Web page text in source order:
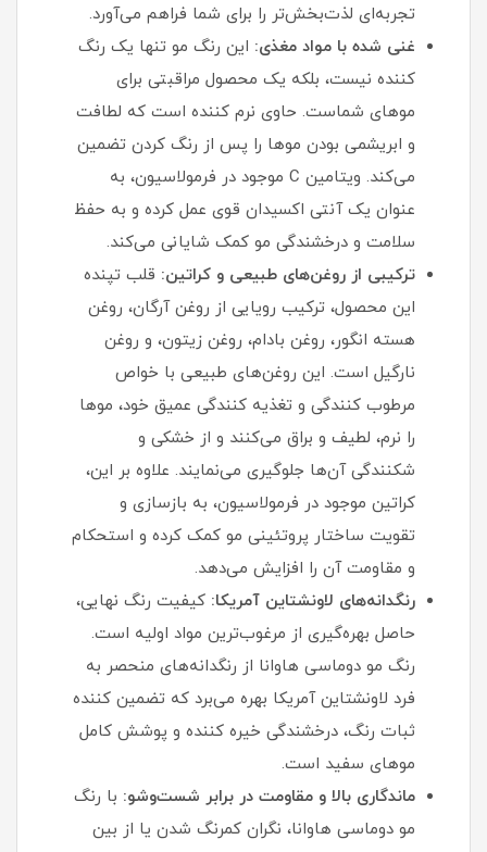
تجربه‌ای لذت‌بخش‌تر را برای شما فراهم می‌آورد.
غنی شده با مواد مغذی: این رنگ مو تنها یک رنگ‌
کننده نیست، بلکه یک محصول مراقبتی برای
موهای شماست. حاوی نرم‌ کننده است که لطافت
و ابریشمی بودن موها را پس از رنگ کردن تضمین
می‌کند. ویتامین C موجود در فرمولاسیون، به
عنوان یک آنتی‌ اکسیدان قوی عمل کرده و به حفظ
سلامت و درخشندگی مو کمک شایانی می‌کند.
ترکیبی از روغن‌های طبیعی و کراتین: قلب تپنده
این محصول، ترکیب رویایی از روغن آرگان، روغن
هسته انگور، روغن بادام، روغن زیتون، و روغن
نارگیل است. این روغن‌های طبیعی با خواص
مرطوب‌ کنندگی و تغذیه‌ کنندگی عمیق خود، موها
را نرم، لطیف و براق می‌کنند و از خشکی و
شکنندگی آن‌ها جلوگیری می‌نمایند. علاوه بر این،
کراتین موجود در فرمولاسیون، به بازسازی و
تقویت ساختار پروتئینی مو کمک کرده و استحکام
و مقاومت آن را افزایش می‌دهد.
رنگدانه‌های لاونشتاین آمریکا: کیفیت رنگ نهایی،
حاصل بهره‌گیری از مرغوب‌ترین مواد اولیه است.
رنگ مو دوماسی هاوانا از رنگدانه‌های منحصر به
فرد لاونشتاین آمریکا بهره می‌برد که تضمین‌ کننده
ثبات رنگ، درخشندگی خیره‌ کننده و پوشش کامل
موهای سفید است.
ماندگاری بالا و مقاومت در برابر شست‌وشو: با رنگ
مو دوماسی هاوانا، نگران کمرنگ شدن یا از بین